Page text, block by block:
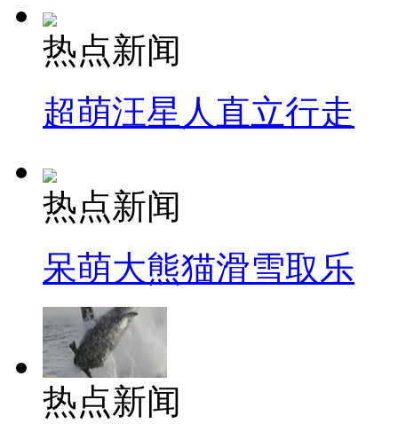
热点新闻
超萌汪星人直立行走
热点新闻
呆萌大熊猫滑雪取乐
热点新闻